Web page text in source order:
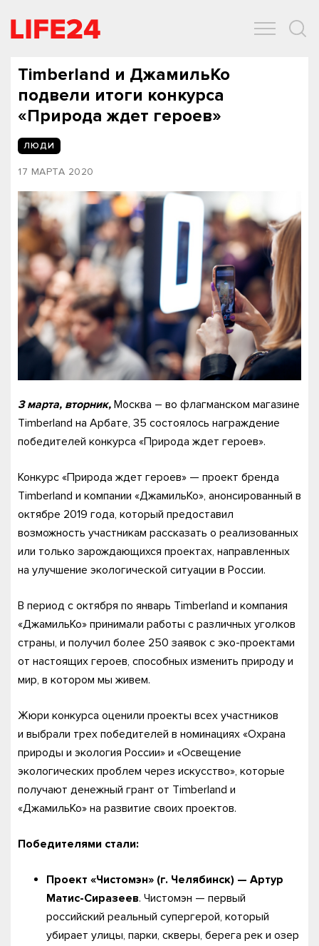
Timberland и ДжамильКо
подвели итоги конкурса
«Природа ждет героев»
ЛЮДИ
17 МАРТА 2020
3 марта, вторник, Москва – во флагманском магазине
Timberland на Арбате, 35 состоялось награждение
победителей конкурса «Природа ждет героев».
Конкурс «Природа ждет героев» — проект бренда
Timberland и компании «ДжамильКо», анонсированный в
октябре 2019 года, который предоставил
возможность участникам рассказать о реализованных
или только зарождающихся проектах, направленных
на улучшение экологической ситуации в России.
В период с октября по январь Timberland и компания
«ДжамильКо» принимали работы с различных уголков
страны, и получил более 250 заявок с эко-проектами
от настоящих героев, способных изменить природу и
мир, в котором мы живем.
Жюри конкурса оценили проекты всех участников
и выбрали трех победителей в номинациях «Охрана
природы и экология России» и «Освещение
экологических проблем через искусство», которые
получают денежный грант от Timberland и
«ДжамильКо» на развитие своих проектов.
Победителями стали:
Проект «Чистомэн» (г. Челябинск) — Артур
Матис-Сиразеев. Чистомэн — первый
российский реальный супергерой, который
убирает улицы, парки, скверы, берега рек и озер